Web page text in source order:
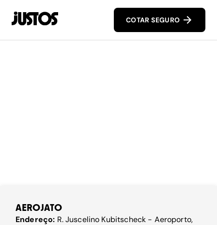
COTAR SEGURO
AEROJATO
Endereço: R. Juscelino Kubitscheck - Aeroporto,